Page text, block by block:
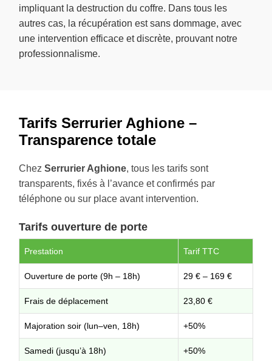
impliquant la destruction du coffre. Dans tous les
autres cas, la récupération est sans dommage, avec
une intervention efficace et discrète, prouvant notre
professionnalisme.
Tarifs Serrurier Aghione –
Transparence totale
Chez Serrurier Aghione, tous les tarifs sont
transparents, fixés à l’avance et confirmés par
téléphone ou sur place avant intervention.
Tarifs ouverture de porte
Prestation Tarif TTC
Ouverture de porte (9h – 18h) 29 € – 169 €
Frais de déplacement 23,80 €
Majoration soir (lun–ven, 18h) +50%
Samedi (jusqu’à 18h) +50%